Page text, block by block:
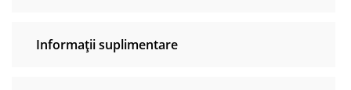
Informații suplimentare